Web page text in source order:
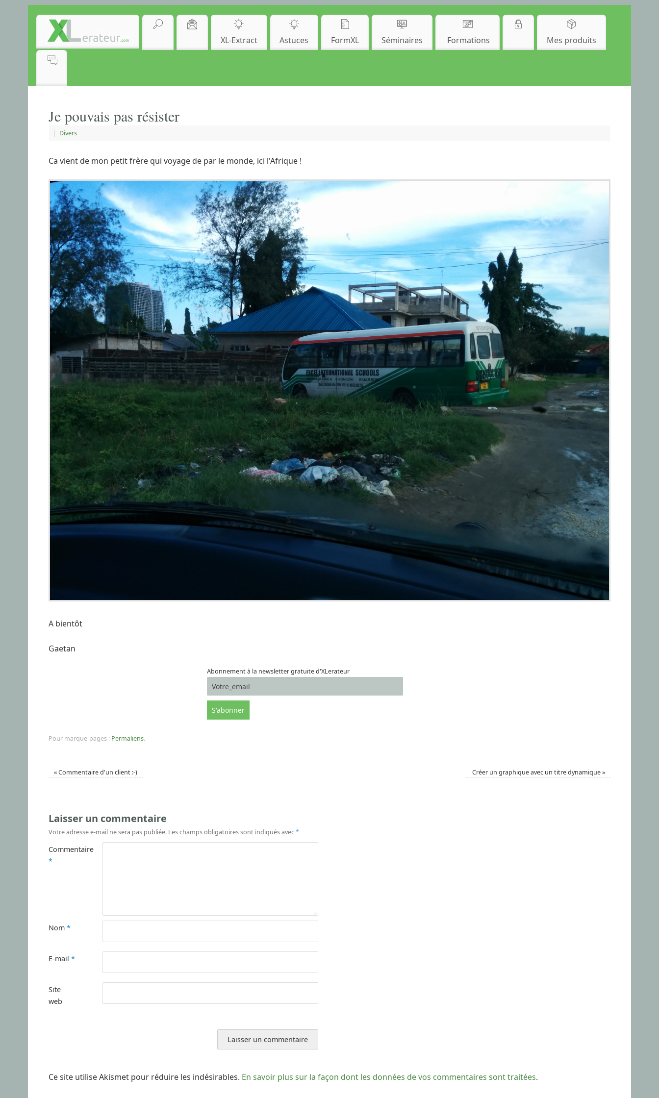
XL-Extract Astuces FormXL Séminaires Formations Mes produits
Je pouvais pas résister
| Divers
Ca vient de mon petit frère qui voyage de par le monde, ici l'Afrique !
A bientôt
Gaetan
Abonnement à la newsletter gratuite d'XLerateur
Pour marque-pages : Permaliens.
« Commentaire d'un client :-) Créer un graphique avec un titre dynamique »
Laisser un commentaire
Votre adresse e-mail ne sera pas publiée. Les champs obligatoires sont indiqués avec*
Commentaire
*
Nom *
E-mail *
Site
web
Ce site utilise Akismet pour réduire les indésirables. En savoir plus sur la façon dont les données de vos commentaires sont traitées.